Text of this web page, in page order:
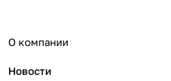
О компании
Новости